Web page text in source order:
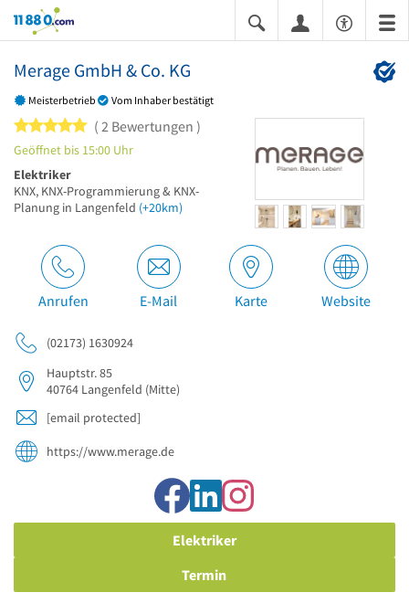
11880.com
Merage GmbH & Co. KG
Meisterbetrieb Vom Inhaber bestätigt
5 von 5 Sternen
2 Bewertungen
Geöffnet bis 15:00 Uhr
Elektriker
KNX, KNX-Programmierung & KNX-
Planung in Langenfeld (+20km)
Anrufen E-Mail Karte Website
(02173) 1630924
Hauptstr. 85
40764 Langenfeld (Mitte)
[email protected]
https://www.merage.de
Elektriker
Termin